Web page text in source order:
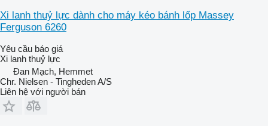
Xi lanh thuỷ lực dành cho máy kéo bánh lốp Massey
Ferguson 6260
Yêu cầu báo giá
Xi lanh thuỷ lực
Đan Mạch, Hemmet
Chr. Nielsen - Tingheden A/S
Liên hệ với người bán